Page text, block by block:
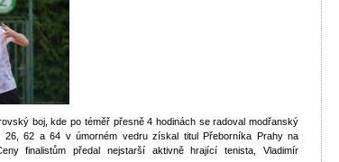
boj, kde po téměř přesně 4 hodinách se radoval modřanský
26, 62 a 64 v úmorném vedru získal titul Přeborníka Prahy na
finalistům předal nejstarší aktivně hrající tenista, Vladimír